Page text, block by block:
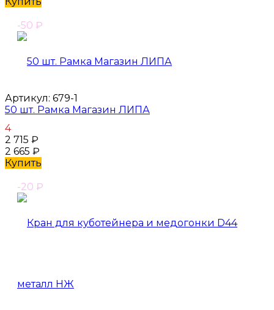
-50 ₽
Артикул: 679-1
50 шт. Рамка Магазин ЛИПА
4
2 715 ₽
2 665 ₽
Купить
-20 ₽